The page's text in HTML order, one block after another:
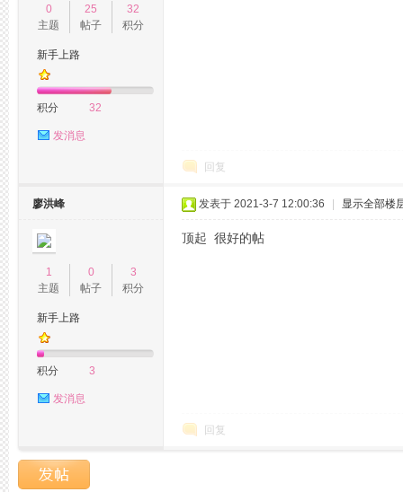
0
主题
25
帖子
32
积分
新手上路
积分 32
发消息
回复
廖洪峰
1
主题
0
帖子
3
积分
新手上路
积分 3
发消息
发表于 2021-3-7 12:00:36 显示全部楼
顶起 很好的帖
回复